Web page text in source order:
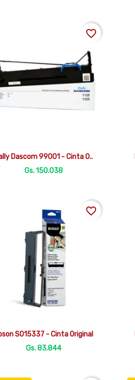
Vista rápida
Dascom 99001 - Cinta O..
Gs. 150.038
favorite_border
Vista rápida
S015337 - Cinta Original
Gs. 83.844
favorite_border